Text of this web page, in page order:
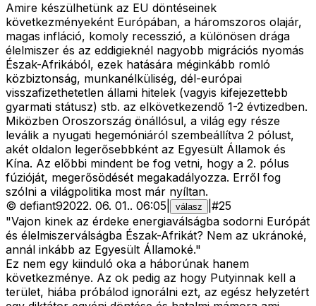
Amire készülhetünk az EU döntéseinek
következményeként Európában, a háromszoros olajár,
magas infláció, komoly recesszió, a különösen drága
élelmiszer és az eddigieknél nagyobb migrációs nyomás
Észak-Afrikából, ezek hatására méginkább romló
közbiztonság, munkanélküliség, dél-európai
visszafizethetetlen állami hitelek (vagyis kifejezettebb
gyarmati státusz) stb. az elkövetkezendő 1-2 évtizedben.
Miközben Oroszország önállósul, a világ egy része
leválik a nyugati hegemóniáról szembeállítva 2 pólust,
akét oldalon legerősebbként az Egyesült Államok és
Kína. Az előbbi mindent be fog vetni, hogy a 2. pólus
fúzióját, megerősödését megakadályozza. Erről fog
szólni a világpolitika most már nyíltan.
© defiant92022. 06. 01.. 06:05 válasz #25
"Vajon kinek az érdeke energiaválságba sodorni Európát
és élelmiszerválságba Észak-Afrikát? Nem az ukránoké,
annál inkább az Egyesült Államoké."
Ez nem egy kiinduló oka a háborúnak hanem
következménye. Az ok pedig az hogy Putyinnak kell a
terület, hiába próbálod ignorálni ezt, az egész helyzetért